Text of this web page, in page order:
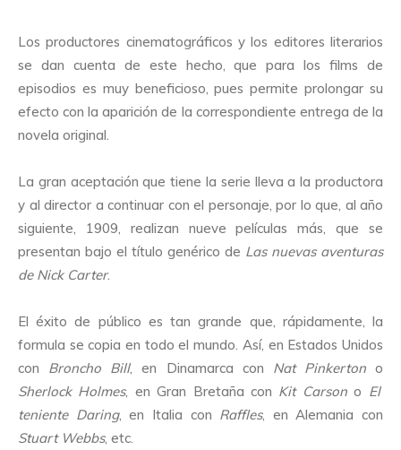
Los productores cinematográficos y los editores literarios
se dan cuenta de este hecho, que para los films de
episodios es muy beneficioso, pues permite prolongar su
efecto con la aparición de la correspondiente entrega de la
novela original.
La gran aceptación que tiene la serie lleva a la productora
y al director a continuar con el personaje, por lo que, al año
siguiente, 1909, realizan nueve películas más, que se
presentan bajo el título genérico de Las nuevas aventuras
de Nick Carter.
El éxito de público es tan grande que, rápidamente, la
formula se copia en todo el mundo. Así, en Estados Unidos
con Broncho Bill, en Dinamarca con Nat Pinkerton o
Sherlock Holmes, en Gran Bretaña con Kit Carsono El
teniente Daring, en Italia con Raffles, en Alemania con
Stuart Webbs, etc.